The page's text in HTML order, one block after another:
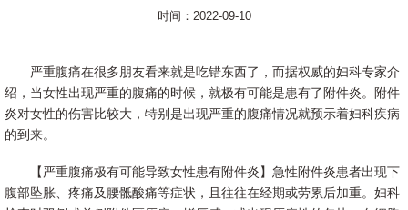
时间：2022-09-10
严重腹痛在很多朋友看来就是吃错东西了，而据权威的妇科专家介
绍，当女性出现严重的腹痛的时候，就极有可能是患有了附件炎。附件
炎对女性的伤害比较大，特别是出现严重的腹痛情况就预示着妇科疾病
的到来。
【严重腹痛极有可能导致女性患有附件炎】急性附件炎患者出现下
腹部坠胀、疼痛及腰骶酸痛等症状，且往往在经期或劳累后加重。妇科